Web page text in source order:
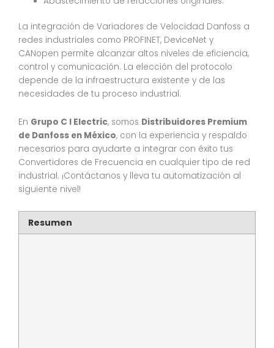
La integración de Variadores de Velocidad Danfoss a
redes industriales como PROFINET, DeviceNet y
CANopen permite alcanzar altos niveles de eficiencia,
control y comunicación. La elección del protocolo
depende de la infraestructura existente y de las
necesidades de tu proceso industrial.
En Grupo C I Electric, somos Distribuidores Premium
de Danfoss en México, con la experiencia y respaldo
necesarios para ayudarte a integrar con éxito tus
Convertidores de Frecuencia en cualquier tipo de red
industrial. ¡Contáctanos y lleva tu automatización al
siguiente nivel!
Resumen